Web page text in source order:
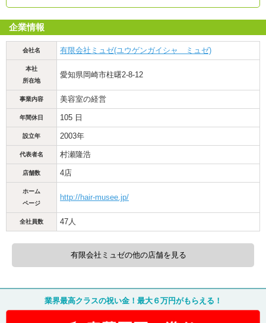
企業情報
会社名 有限会社ミュゼ(ユウゲンガイシャ ミュゼ)
本社
所在地
愛知県岡崎市柱曙2-8-12
事業内容 美容室の経営
年間休日 105 日
設立年 2003年
代表者名 村瀬隆浩
店舗数 4店
ホーム
ページ
http://hair-musee.jp/
全社員数 47人
有限会社ミュゼの他の店舗を見る
業界最高クラスの祝い金！最大６万円がもらえる！